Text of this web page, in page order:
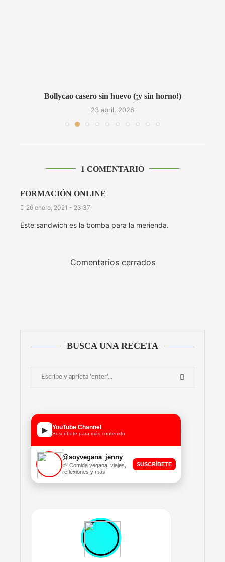
Bollycao casero sin huevo (¡y sin horno!)
23 abril, 2026
1 COMENTARIO
FORMACIÓN ONLINE
26 enero, 2021 - 23:37
Este sandwich es la bomba para la merienda.
Comentarios cerrados
BUSCA UNA RECETA
▶ YouTube Channel
Suscríbete para más contenido
@soyvegana_jenny
🌱 Comida vegana, viajes,
reflexiones y más
SUSCRÍBETE